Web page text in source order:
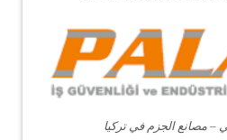
– مصانع الجزم في تركيا